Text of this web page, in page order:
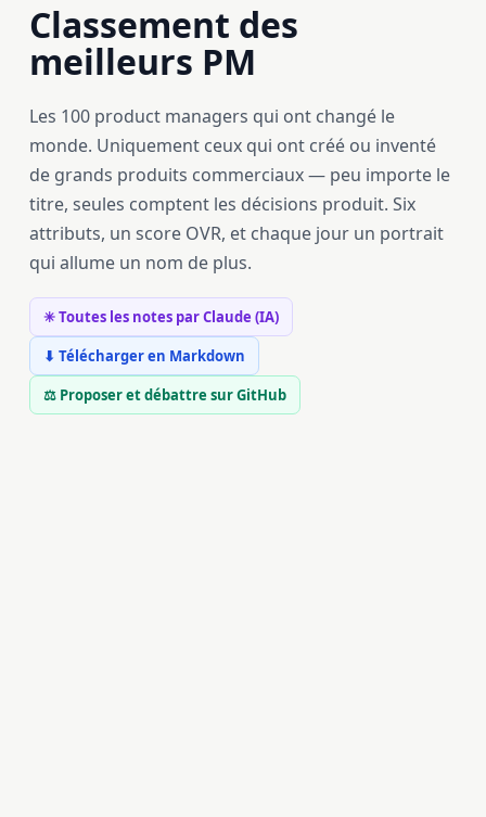
Classement des
meilleurs PM
Les 100 product managers qui ont changé le
monde. Uniquement ceux qui ont créé ou inventé
de grands produits commerciaux — peu importe le
titre, seules comptent les décisions produit. Six
attributs, un score OVR, et chaque jour un portrait
qui allume un nom de plus.
✳ Toutes les notes par Claude (IA)
⬇ Télécharger en Markdown
⚖ Proposer et débattre sur GitHub